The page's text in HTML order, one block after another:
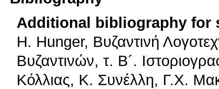
Additional bibliography for
Η. Hunger, Bυζαντινή
Βυζαντινών, τ. Β´.
Κόλλιας, Κ. Συνέλλη, Γ.Χ.